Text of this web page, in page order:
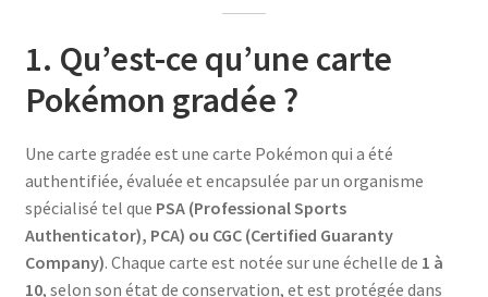
1. Qu’est-ce qu’une carte
Pokémon gradée ?
Une carte gradée est une carte Pokémon qui a été
authentifiée, évaluée et encapsulée par un organisme
spécialisé tel que PSA (Professional Sports
Authenticator), PCA) ou CGC (Certified Guaranty
Company). Chaque carte est notée sur une échelle de 1 à
10, selon son état de conservation, et est protégée dans